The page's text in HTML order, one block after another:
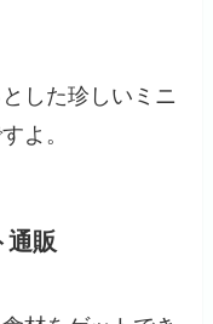
した珍しいミニ
よ。
販